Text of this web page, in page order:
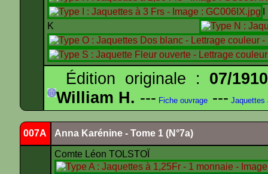
K
Édition originale : 07/1910
William H. --- Fiche ouvrage --- Jaquettes
007A Anna Karénine - Tome 1 (N°7a)
Comte Léon TOLSTOÏ